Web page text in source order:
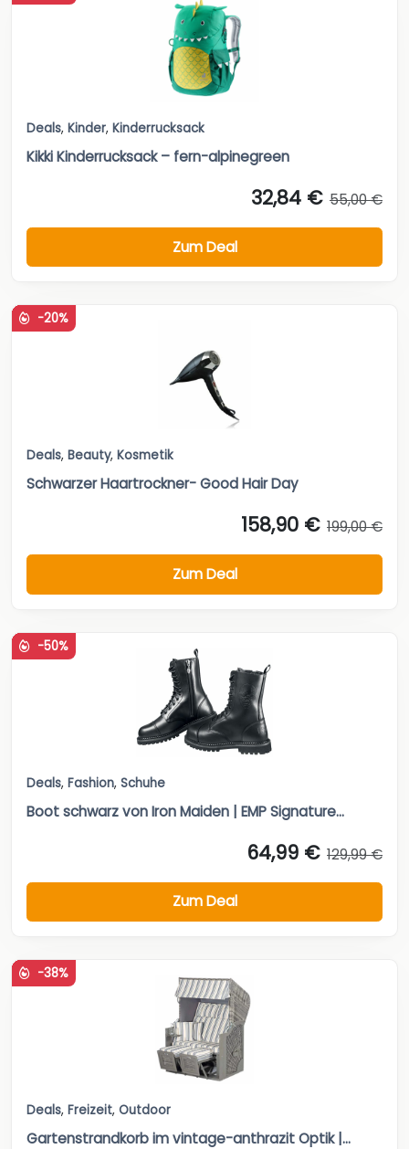
Deals, Kinder, Kinderrucksack
Kikki Kinderrucksack – fern-alpinegreen
32,84 € 55,00 €
Zum Deal
-20%
Deals, Beauty, Kosmetik
Schwarzer Haartrockner- Good Hair Day
158,90 € 199,00 €
Zum Deal
-50%
Deals, Fashion, Schuhe
Boot schwarz von Iron Maiden | EMP Signature...
64,99 € 129,99 €
Zum Deal
-38%
Deals, Freizeit, Outdoor
Gartenstrandkorb im vintage-anthrazit Optik |...